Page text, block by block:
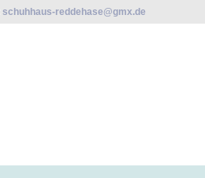
schuhhaus-reddehase@gmx.de